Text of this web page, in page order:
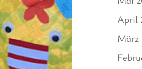
April
März